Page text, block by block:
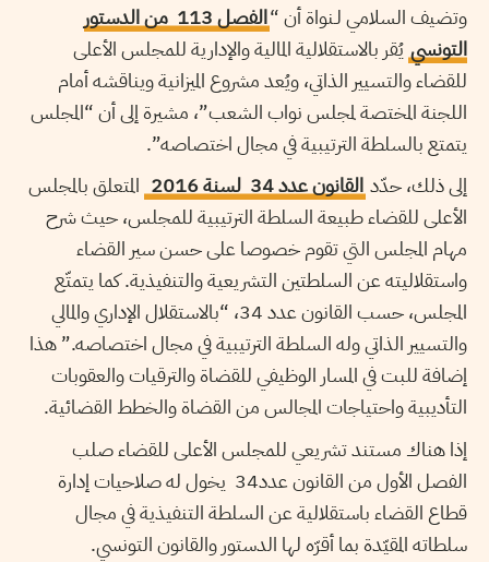
وتضيف السلامي لـنواة أن “
الفصل 113 من الدستور
التونسي يُقر بالاستقلالية المالية والإدارية للمجلس الأعلى
للقضاء والتسيير الذاتي، ويُعد مشروع الميزانية ويناقشه أمام
اللجنة المختصة لمجلس نواب الشعب”، مشيرة إلى أن “المجلس
يتمتع بالسلطة الترتيبية في مجال اختصاصه”.
إلى ذلك، حدّد القانون عدد 34 لسنة 2016
المتعلق بالمجلس
الأعلى للقضاء طبيعة السلطة الترتيبية للمجلس، حيث شرح
مهام المجلس التي تقوم خصوصا على حسن سير القضاء
واستقلاليته عن السلطتين التشريعية والتنفيذية. كما يتمتّع
المجلس، حسب القانون عدد 34، “بالاستقلال الإداري والمالي
والتسيير الذاتي وله السلطة الترتيبية في مجال اختصاصه.” هذا
إضافة للبت في المسار الوظيفي للقضاة والترقيات والعقوبات
التأديبية واحتياجات المجالس من القضاة والخطط القضائية.
إذا هناك مستند تشريعي للمجلس الأعلى للقضاء صلب
الفصل الأول من القانون عدد34 يخول له صلاحيات إدارة
قطاع القضاء باستقلالية عن السلطة التنفيذية في مجال
سلطاته المقيّدة بما أقرّه لها الدستور والقانون التونسي.